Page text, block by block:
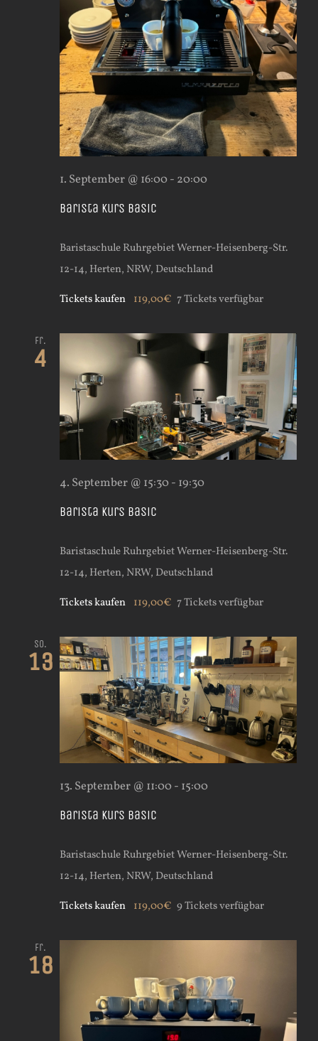
Barista Kurs Basic
1. September @ 16:00- 20:00
Baristaschule RuhrgebietWerner-Heisenberg-Str.
12-14, Herten, NRW, Deutschland
Tickets kaufen 119,00€ 7 Tickets verfügbar
Fr.
4
Barista Kurs Basic
4. September @ 15:30- 19:30
Baristaschule RuhrgebietWerner-Heisenberg-Str.
12-14, Herten, NRW, Deutschland
Tickets kaufen 119,00€ 7 Tickets verfügbar
So.
13
Barista Kurs Basic
13. September @ 11:00- 15:00
Baristaschule RuhrgebietWerner-Heisenberg-Str.
12-14, Herten, NRW, Deutschland
Tickets kaufen 119,00€ 9 Tickets verfügbar
Fr.
18